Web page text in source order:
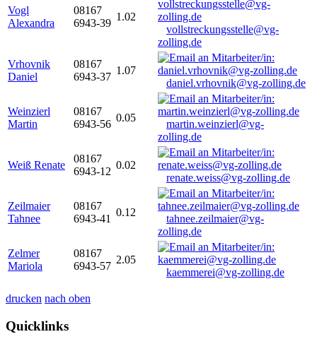
Vogl
Alexandra
08167
6943-39
1.02
vollstreckungsstelle@vg-
zolling.de
Vrhovnik
Daniel
08167
6943-37
1.07
daniel.vrhovnik@vg-zolling.de
Weinzierl
Martin
08167
6943-56
0.05
martin.weinzierl@vg-
zolling.de
Weiß Renate
08167
6943-12
0.02
renate.weiss@vg-zolling.de
Zeilmaier
Tahnee
08167
6943-41
0.12
tahnee.zeilmaier@vg-
zolling.de
Zelmer
Mariola
08167
6943-57
2.05
kaemmerei@vg-zolling.de
drucken nach oben
Quicklinks